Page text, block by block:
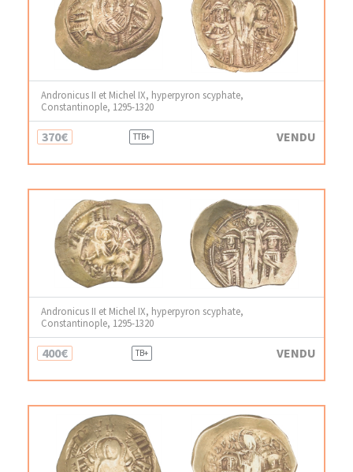
Andronicus II et Michel IX, hyperpyron scyphate,
Constantinople, 1295-1320
370€ TTB+ VENDU
Andronicus II et Michel IX, hyperpyron scyphate,
Constantinople, 1295-1320
400€ TB+ VENDU